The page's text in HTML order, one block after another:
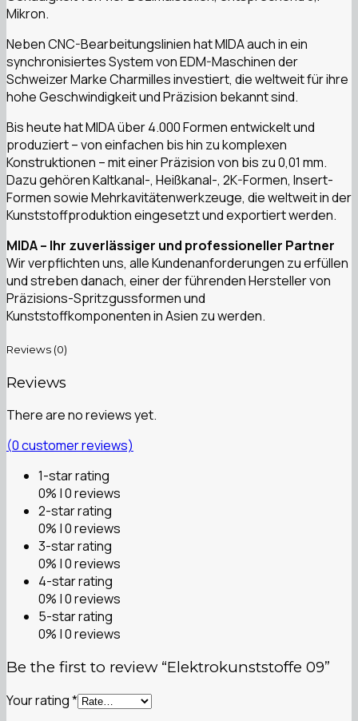
Mikron.
Neben CNC-Bearbeitungslinien hat MIDA auch in ein
synchronisiertes System von EDM-Maschinen der
Schweizer Marke Charmilles investiert, die weltweit für ihre
hohe Geschwindigkeit und Präzision bekannt sind.
Bis heute hat MIDA über 4.000 Formen entwickelt und
produziert – von einfachen bis hin zu komplexen
Konstruktionen – mit einer Präzision von bis zu 0,01 mm.
Dazu gehören Kaltkanal-, Heißkanal-, 2K-Formen, Insert-
Formen sowie Mehrkavitätenwerkzeuge, die weltweit in der
Kunststoffproduktion eingesetzt und exportiert werden.
MIDA – Ihr zuverlässiger und professioneller Partner
Wir verpflichten uns, alle Kundenanforderungen zu erfüllen
und streben danach, einer der führenden Hersteller von
Präzisions-Spritzgussformen und
Kunststoffkomponenten in Asien zu werden.
Reviews (0)
Reviews
There are no reviews yet.
(0customer reviews)
1-star rating
0% | 0 reviews
2-star rating
0% | 0 reviews
3-star rating
0% | 0 reviews
4-star rating
0% | 0 reviews
5-star rating
0% | 0 reviews
Be the first to review “Elektrokunststoffe 09”
Your rating*